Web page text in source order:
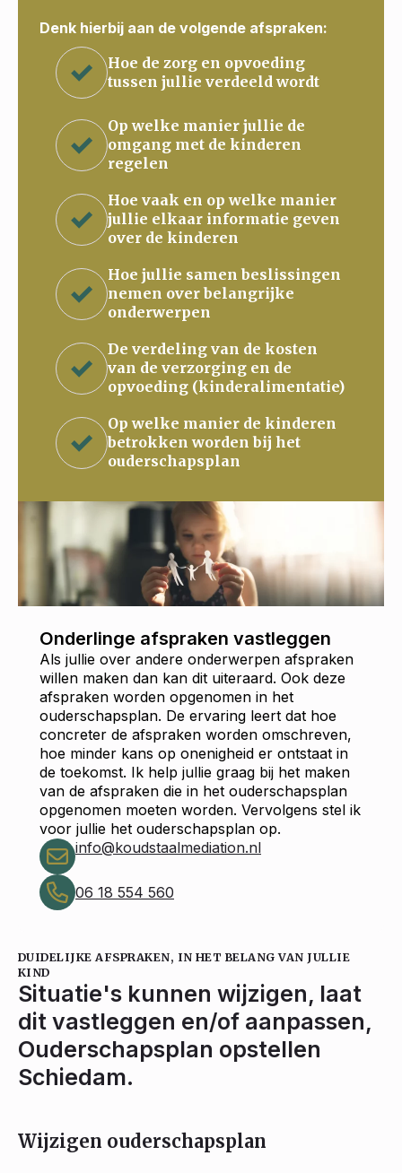
Denk hierbij aan de volgende afspraken:
Hoe de zorg en opvoeding
tussen jullie verdeeld wordt
Op welke manier jullie de
omgang met de kinderen
regelen
Hoe vaak en op welke manier
jullie elkaar informatie geven
over de kinderen
Hoe jullie samen beslissingen
nemen over belangrijke
onderwerpen
De verdeling van de kosten
van de verzorging en de
opvoeding (kinderalimentatie)
Op welke manier de kinderen
betrokken worden bij het
ouderschapsplan
Onderlinge afspraken vastleggen
Als jullie over andere onderwerpen afspraken
willen maken dan kan dit uiteraard. Ook deze
afspraken worden opgenomen in het
ouderschapsplan. De ervaring leert dat hoe
concreter de afspraken worden omschreven,
hoe minder kans op onenigheid er ontstaat in
de toekomst. Ik help jullie graag bij het maken
van de afspraken die in het ouderschapsplan
opgenomen moeten worden. Vervolgens stel ik
voor jullie het ouderschapsplan op.
info@koudstaalmediation.nl
06 18 554 560
DUIDELIJKE AFSPRAKEN, IN HET BELANG VAN JULLIE
KIND
Situatie's kunnen wijzigen, laat
dit vastleggen en/of aanpassen,
Ouderschapsplan opstellen
Schiedam.
Wijzigen ouderschapsplan